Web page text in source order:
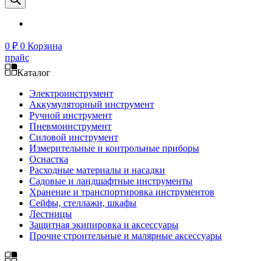
0 ₽ 0 Корзина
прайс
Каталог
Электроинструмент
Аккумуляторный инструмент
Ручной инструмент
Пневмоинструмент
Силовой инструмент
Измерительные и контрольные приборы
Оснастка
Расходные материалы и насадки
Садовые и ландшафтные инструменты
Хранение и транспортировка инструментов
Сейфы, стеллажи, шкафы
Лестницы
Защитная экипировка и аксессуары
Прочие строительные и малярные аксессуары